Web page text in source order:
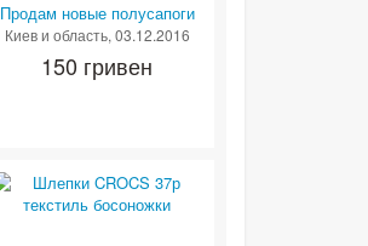
Продам новые полусапоги
Киев и область, 03.12.2016
150 гривен